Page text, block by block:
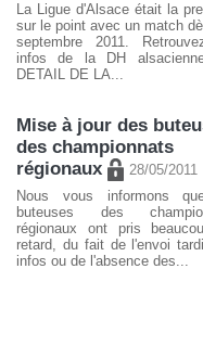
La Ligue d'Alsace était la
sur le point avec un match
septembre 2011.
infos de la DH
DETAIL DE LA...
Mise à jour des
des championnats
régionaux
28/05/2011
Nous vous informons
buteuses des
régionaux ont pris
retard, du fait de l'envoi
infos ou de l'absence des...